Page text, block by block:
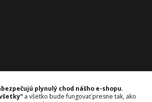
plynulý chod nášho e-shopu.
a všetko bude fungovať presne tak, ako